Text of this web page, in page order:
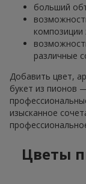
больший
композиции
различные
Добавить цвет,
букет из пионов
изысканное
Цветы